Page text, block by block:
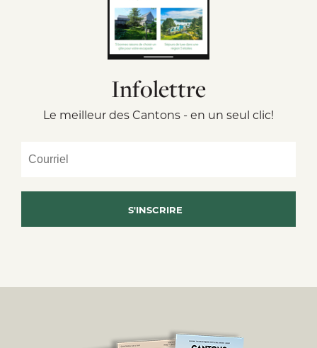
Infolettre
Le meilleur des Cantons - en un seul clic!